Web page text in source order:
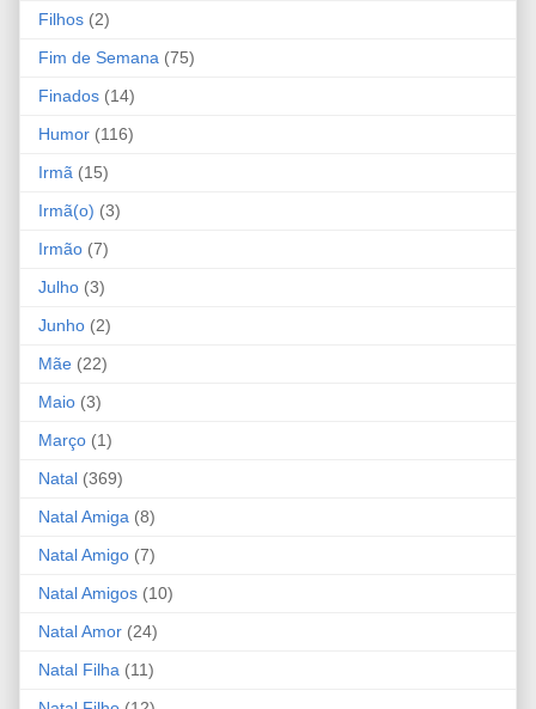
Filhos (2)
Fim de Semana (75)
Finados (14)
Humor (116)
Irmã (15)
Irmã(o) (3)
Irmão (7)
Julho (3)
Junho (2)
Mãe (22)
Maio (3)
Março (1)
Natal (369)
Natal Amiga (8)
Natal Amigo (7)
Natal Amigos (10)
Natal Amor (24)
Natal Filha (11)